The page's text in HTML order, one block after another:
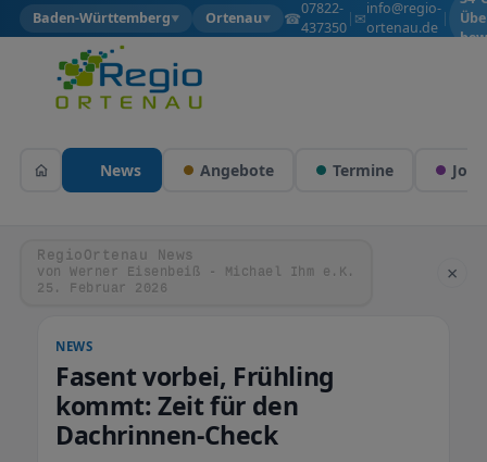
Baden-Württemberg▼ Ortenau▼ ☎07822-
437350
| ✉info@regio-
ortenau.de
|
News Angebote Termine Jobs
RegioOrtenau News
von Werner Eisenbeiß - Michael Ihm e.K.
25. Februar 2026
×
NEWS
Fasent vorbei, Frühling
kommt: Zeit für den
Dachrinnen-Check